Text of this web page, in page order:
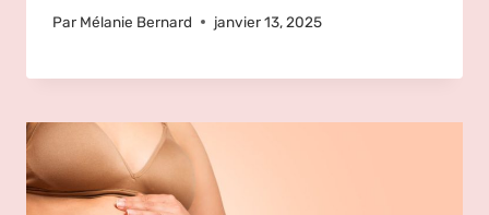
Par Mélanie Bernard janvier 13, 2025